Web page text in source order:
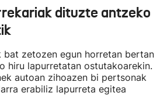
dituzte antzeko
zetozen egun horretan bertan
hiru lapurretatan ostutakoarekin.
autoan zihoazen bi pertsonak
erabiliz lapurreta egitea